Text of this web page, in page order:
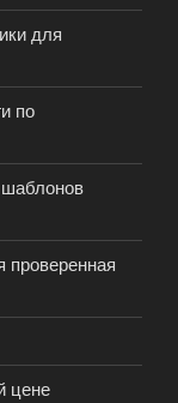
для
по
проверенная
цене